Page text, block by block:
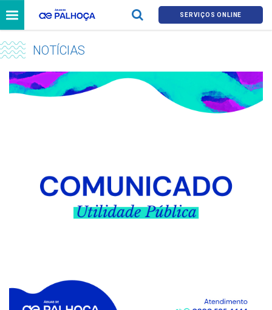
SERVIÇOS ONLINE
NOTÍCIAS